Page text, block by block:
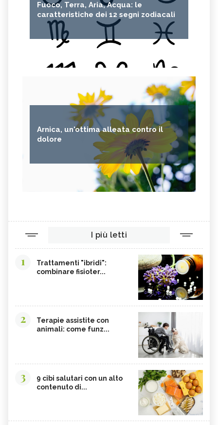
Fuoco, Terra, Aria, Acqua: le
caratteristiche dei 12 segni zodiacali
Arnica, un'ottima alleata contro il
dolore
I più letti
1
Trattamenti "ibridi":
combinare fisioter...
2
Terapie assistite con
animali: come funz...
3
9 cibi salutari con un alto
contenuto di...